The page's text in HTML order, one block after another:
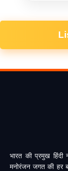
भारत की प्रमुख
मनोरंजन जगत की हर